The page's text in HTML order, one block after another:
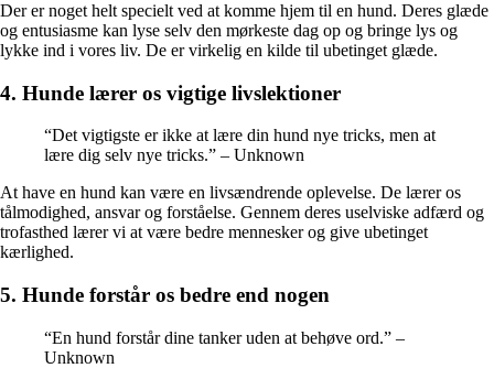
Der er noget helt specielt ved at komme hjem til en hund. Deres glæde
og entusiasme kan lyse selv den mørkeste dag op og bringe lys og
lykke ind i vores liv. De er virkelig en kilde til ubetinget glæde.
4. Hunde lærer os vigtige livslektioner
“Det vigtigste er ikke at lære din hund nye tricks, men at
lære dig selv nye tricks.” – Unknown
At have en hund kan være en livsændrende oplevelse. De lærer os
tålmodighed, ansvar og forståelse. Gennem deres uselviske adfærd og
trofasthed lærer vi at være bedre mennesker og give ubetinget
kærlighed.
5. Hunde forstår os bedre end nogen
“En hund forstår dine tanker uden at behøve ord.” –
Unknown